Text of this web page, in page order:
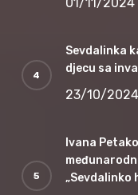
Sevdalinka
djecu sa
23/10/2024
Ivana
„Sevdalinko